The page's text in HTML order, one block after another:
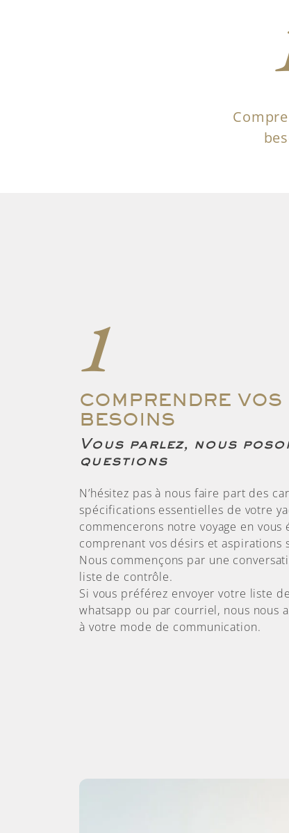
1
COMPRENDRE VOS
BESOINS
Vous parlez, nous
questions
N’hésitez pas à nous faire part des
spécifications essentielles de votre
commencerons notre voyage en vous
comprenant vos désirs et aspirations
Nous commençons par une
liste de contrôle.
Si vous préférez envoyer votre liste
whatsapp ou par courriel, nous nous
à votre mode de communication.